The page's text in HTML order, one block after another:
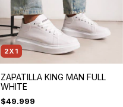
2X1
ZAPATILLA KING MAN FULL
WHITE
$49.999